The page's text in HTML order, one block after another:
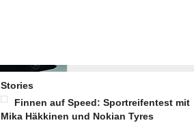
Stories
Finnen auf Speed: Sportreifentest mit
Mika Häkkinen und Nokian Tyres